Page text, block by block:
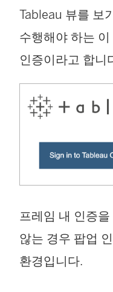
Tableau 뷰를 보
수행해야 하는
인증이라고 합니
프레임 내 인증
않는 경우 팝업
환경입니다.